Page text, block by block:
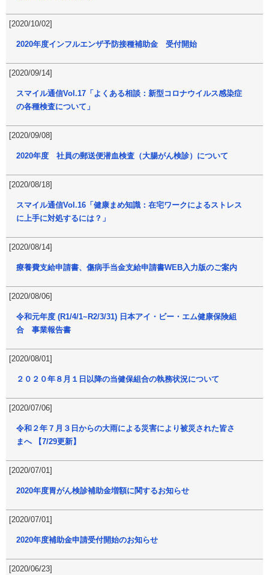
[2020/10/02]
2020年度インフルエンザ予防接種補助金 受付開始
[2020/09/14]
スマイル通信Vol.17「よくある相談：新型コロナウイルス感染症
の各種検査について」
[2020/09/08]
2020年度 社員の郵送便潜血検査（大腸がん検診）について
[2020/08/18]
スマイル通信Vol.16「健康まめ知識：在宅ワークによるストレス
に上手に対処するには？」
[2020/08/14]
療養費支給申請書、傷病手当金支給申請書WEB入力版のご案内
[2020/08/06]
令和元年度 (R1/4/1~R2/3/31) 日本アイ・ビー・エム健康保険組
合 事業報告書
[2020/08/01]
２０２０年８月１日以降の当健保組合の執務状況について
[2020/07/06]
令和２年７月３日からの大雨による災害により被災された皆さ
まへ 【7/29更新】
[2020/07/01]
2020年度胃がん検診補助金増額に関するお知らせ
[2020/07/01]
2020年度補助金申請受付開始のお知らせ
[2020/06/23]